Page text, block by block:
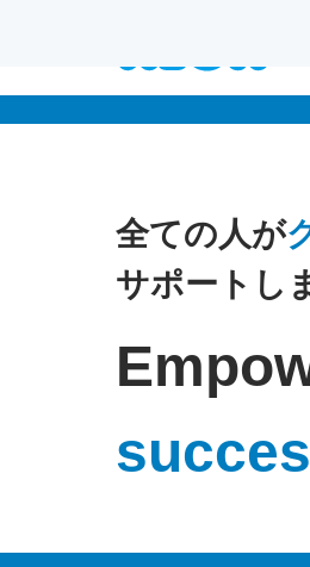
全ての人が
サポートし